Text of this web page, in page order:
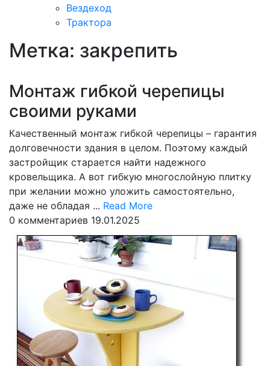
Вездеход
Трактора
Закрыть
меню
Метка: закрепить
Монтаж гибкой черепицы
своими руками
Качественный монтаж гибкой черепицы – гарантия
долговечности здания в целом. Поэтому каждый
застройщик старается найти надежного
кровельщика. А вот гибкую многослойную плитку
при желании можно уложить самостоятельно,
даже не обладая ... Read MoreRead
0 комментариев 19.01.2025